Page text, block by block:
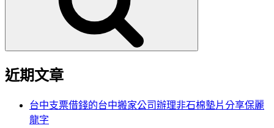
近期文章
台中支票借錢的台中搬家公司辦理非石棉墊片分享保麗
龍字